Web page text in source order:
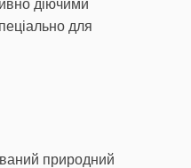
діючими
для
природний